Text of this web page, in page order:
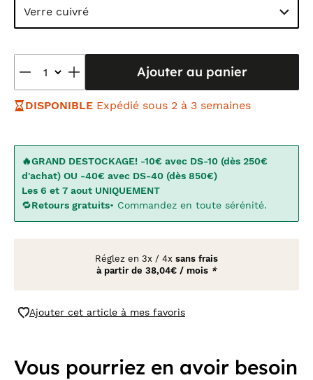
Verre cuivré
Ajouter au panier
DISPONIBLE Expédié sous 2 à 3 semaines
🔥GRAND DESTOCKAGE! -10€ avec DS-10 (dès 250€
d'achat) OU -40€ avec DS-40 (dès 850€)
Les 6 et 7 aout UNIQUEMENT
🔁Retours gratuits• Commandez en toute sérénité.
Réglez en 3x / 4x sans frais
à partir de 38,04€ / mois *
Ajouter cet article à mes favoris
Vous pourriez en avoir besoin